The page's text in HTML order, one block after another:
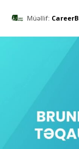
Müəllif: